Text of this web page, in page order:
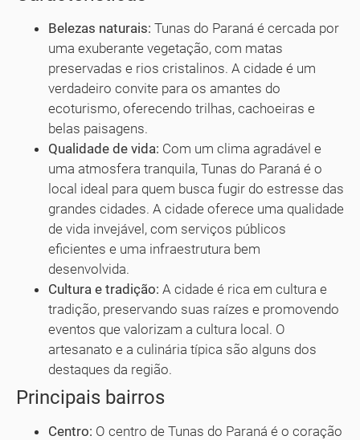
Belezas naturais: Tunas do Paraná é cercada por
uma exuberante vegetação, com matas
preservadas e rios cristalinos. A cidade é um
verdadeiro convite para os amantes do
ecoturismo, oferecendo trilhas, cachoeiras e
belas paisagens.
Qualidade de vida: Com um clima agradável e
uma atmosfera tranquila, Tunas do Paraná é o
local ideal para quem busca fugir do estresse das
grandes cidades. A cidade oferece uma qualidade
de vida invejável, com serviços públicos
eficientes e uma infraestrutura bem
desenvolvida.
Cultura e tradição: A cidade é rica em cultura e
tradição, preservando suas raízes e promovendo
eventos que valorizam a cultura local. O
artesanato e a culinária típica são alguns dos
destaques da região.
Principais bairros
Centro: O centro de Tunas do Paraná é o coração